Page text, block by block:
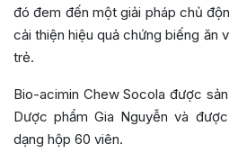
đó đem đến một giải pháp chủ
cải thiện hiệu quả chứng biếng ăn
trẻ.
Bio-acimin Chew Socola được
Dược phẩm Gia Nguyễn và
dạng hộp 60 viên.